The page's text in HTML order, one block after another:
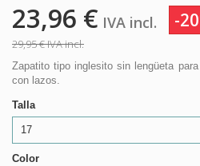
23,96 € IVA incl. -
29,95 €IVA incl.
Zapatito tipo inglesito sin lengüeta
con lazos.
Talla
17
Color